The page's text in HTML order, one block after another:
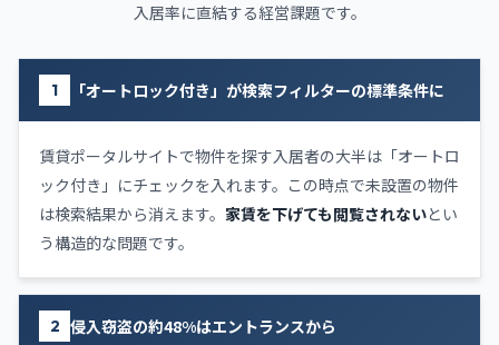
入居率に直結する経営課題です。
1 「オートロック付き」が検索フィルターの標準条件に
賃貸ポータルサイトで物件を探す入居者の大半は「オートロ
ック付き」にチェックを入れます。この時点で未設置の物件
は検索結果から消えます。 家賃を下げても閲覧されないとい
う構造的な問題です。
2 侵入窃盗の約48%はエントランスから